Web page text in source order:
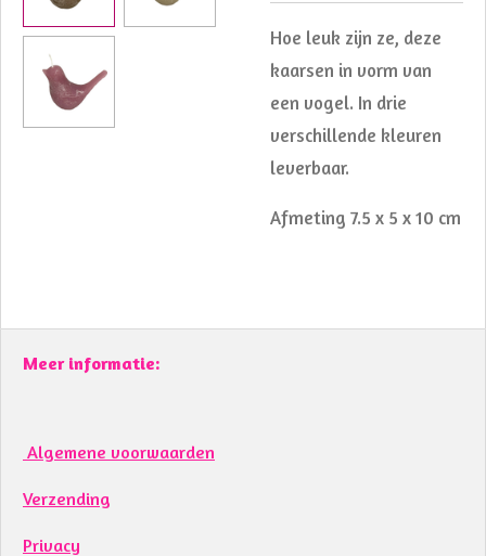
Hoe leuk zijn ze, deze
kaarsen in vorm van
een vogel. In drie
verschillende kleuren
leverbaar.
Afmeting 7.5 x 5 x 10 cm
Meer informatie:
Algemene voorwaarden
Verzending
Privacy